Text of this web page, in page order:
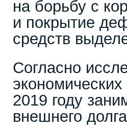
на борьбу с
и покрытие
средств
Согласно
2019 году
внешнего